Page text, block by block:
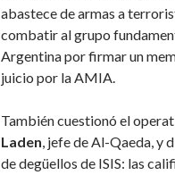
abastece de armas a
combatir al grupo
Argentina por firmar un
juicio por la AMIA.
También cuestionó el
Laden, jefe de Al-Qaeda, y
de degüellos de ISIS: las